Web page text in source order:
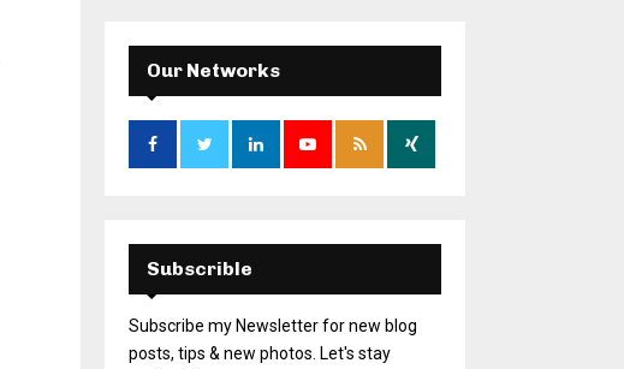
Our Networks
Subscrible
Subscribe my Newsletter for new blog
posts, tips & new photos. Let's stay